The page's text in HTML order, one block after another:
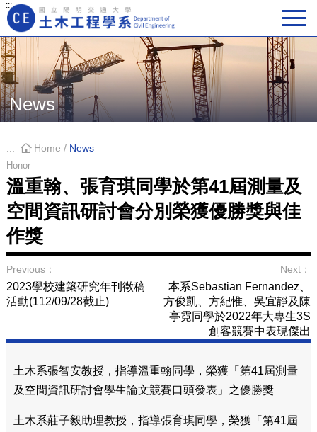
:::
Main Navigation
News
::: Home / News
Honor
溫重翰、張育琪同學於第41屆測量及
空間資訊研討會分別榮獲優勝獎與佳
作獎
Previous：
2023學校建築研究年刊徵稿
活動(112/09/28截止)
Next：
本系Sebastian Fernandez、
方俊凱、方紀惟、吳宜靜及陳
亭霓同學於2022年大專生3S
創客競賽中表現傑出
土木系張智安教授，指導溫重翰同學，榮獲「第41屆測量
及空間資訊研討會學生論文競賽口頭發表」之優勝獎
土木系莊子毅助理教授，指導張育琪同學，榮獲「第41屆